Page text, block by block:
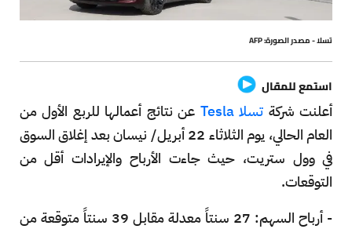
تسلا - مصدر الصورة: AFP
استمع للمقال
أعلنت شركة تسلا Tesla
عن نتائج أعمالها للربع الأول من
العام الحالي، يوم الثلاثاء 22 أبريل/ نيسان بعد إغلاق السوق
في وول ستريت، حيث جاءت الأرباح والإيرادات أقل من
التوقعات.
- أرباح السهم: 27 سنتاً معدلة مقابل 39 سنتاً متوقعة من